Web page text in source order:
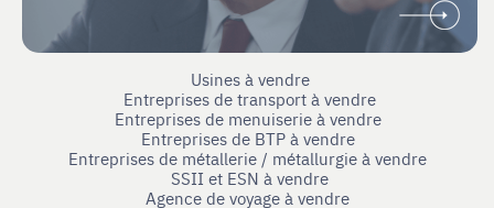
Usines à vendre
Entreprises de transport à vendre
Entreprises de menuiserie à vendre
Entreprises de BTP à vendre
Entreprises de métallerie / métallurgie à vendre
SSII et ESN à vendre
Agence de voyage à vendre